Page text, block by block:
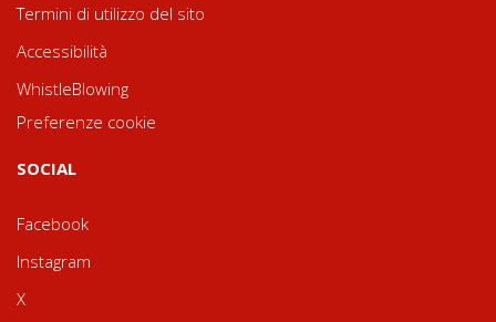
Termini di utilizzo del sito
Accessibilità
WhistleBlowing
Preferenze cookie
SOCIAL
Facebook
Instagram
X